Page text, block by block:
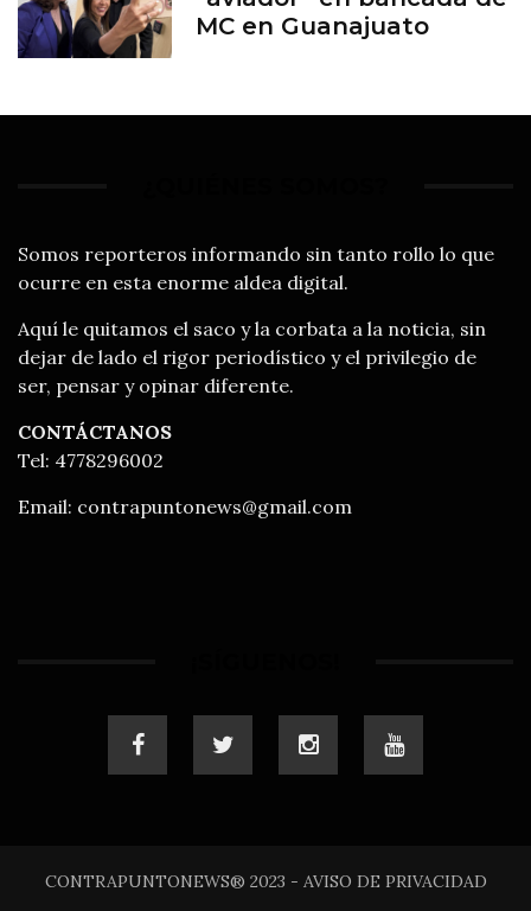
MC en Guanajuato
Somos reporteros informando sin tanto rollo lo que
ocurre en esta enorme aldea digital.
Aquí le quitamos el saco y la corbata a la noticia, sin
dejar de lado el rigor periodístico y el privilegio de
ser, pensar y opinar diferente.
CONTÁCTANOS
Tel: 4778296002
Email: contrapuntonews@gmail.com
CONTRAPUNTONEWS® 2023 - AVISO DE PRIVACIDAD